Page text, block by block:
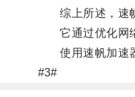
综上所述，速帆
它通过优化网络
使用速帆加速器
#3#